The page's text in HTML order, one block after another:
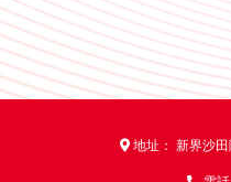
地址： 新界沙田